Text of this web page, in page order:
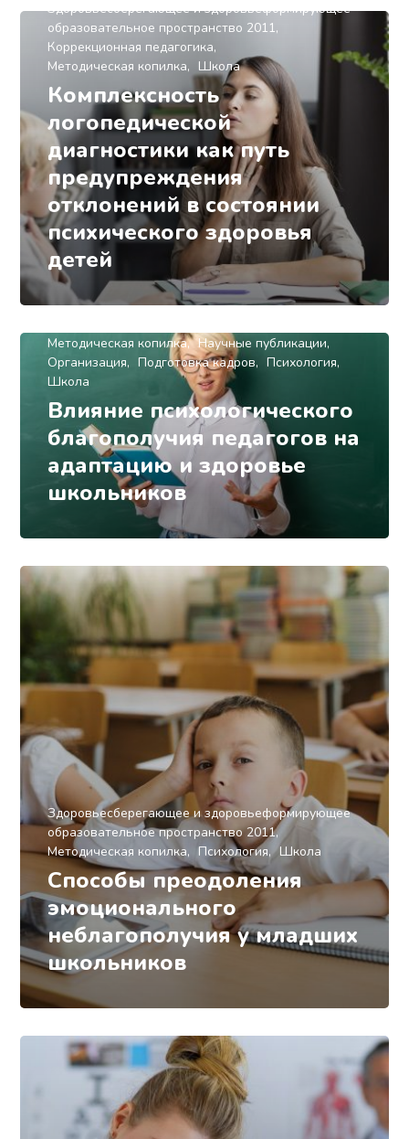
Здоровьесберегающее и здоровьеформирующее
образовательное пространство 2011
Коррекционная педагогика
Методическая копилка
Школа
Комплексность
логопедической
диагностики как путь
предупреждения
отклонений в состоянии
психического здоровья
детей
Здоровье детей
Здоровьесберегающее и здоровьеформирующее
Методическая копилка
Научные публикации
Организация
Подготовка кадров
Психология
Школа
Влияние психологического
благополучия педагогов на
адаптацию и здоровье
школьников
Здоровьесберегающее и здоровьеформирующее
образовательное пространство 2011
Методическая копилка
Психология Школа
Способы преодоления
эмоционального
неблагополучия у младших
школьников